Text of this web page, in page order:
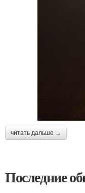
читать дальше →
Последние